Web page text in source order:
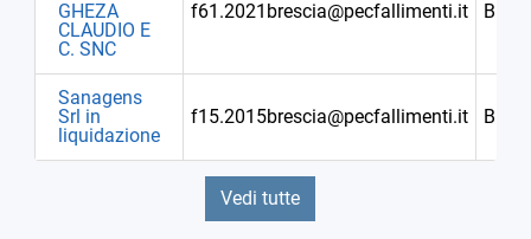
GHEZA
CLAUDIO E
C. SNC
f61.2021brescia@pecfallimenti.it
Sanagens
Srl in
liquidazione
f15.2015brescia@pecfallimenti.it
Vedi tutte